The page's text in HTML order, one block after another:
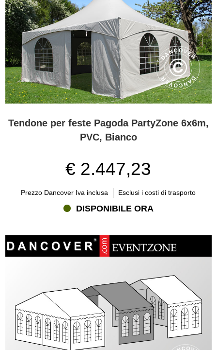
Tendone per feste Pagoda PartyZone 6x6m,
PVC, Bianco
€ 2.447,23
Prezzo Dancover Iva inclusa Esclusi i costi di trasporto
DISPONIBILE ORA